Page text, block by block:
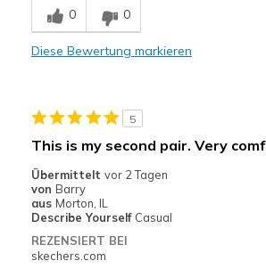
Breathe Well
Comfortable
Stylish
Geeignete Verwendung
Casual Wear
Going Out
Travel
0 0
Diese Bewertung markieren
5
This is my second pair. Very
Übermittelt vor 2 Tagen
von Barry
aus Morton, IL
Describe Yourself Casual
REZENSIERT BEI
skechers.com